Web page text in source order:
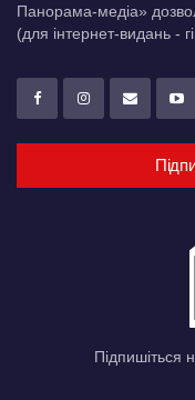
Панорама-медіа»
(для інтернет-видань -
Підпишіться